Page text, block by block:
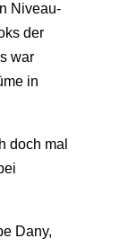
Niveau-
der
war
in
doch mal
Dany,